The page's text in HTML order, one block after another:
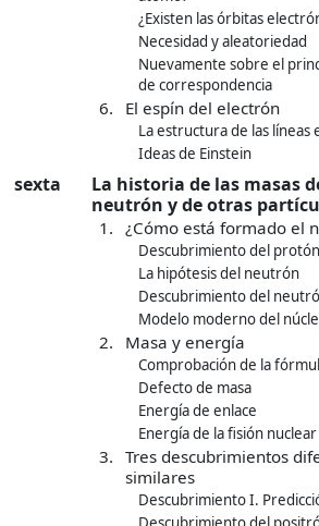
¿Existen las órbitas
Necesidad y aleatoriedad
Nuevamente sobre el
de correspondencia
6. El espín del electrón
La estructura de las líneas
Ideas de Einstein
sexta
La historia de las masas
neutrón y de otras
1. ¿Cómo está formado el
Descubrimiento del protón
La hipótesis del neutrón
Descubrimiento del
Modelo moderno del
2. Masa y energía
Comprobación de la
Defecto de masa
Energía de enlace
Energía de la fisión nuclear
3. Tres descubrimientos
similares
Descubrimiento I.